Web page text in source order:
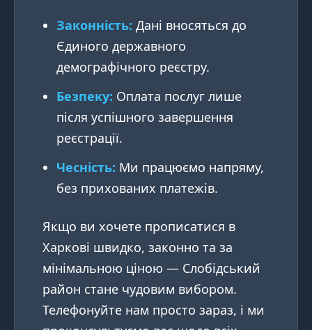
Законність: Дані вносяться до
Єдиного державного
демографічного реєстру.
Безпеку: Оплата послуг лише
після успішного завершення
реєстрації.
Чесність: Ми працюємо напряму,
без прихованих платежів.
Якщо ви хочете прописатися в
Харкові швидко, законно та за
мінімальною ціною — Слобідський
район стане чудовим вибором.
Телефонуйте нам просто зараз, і ми